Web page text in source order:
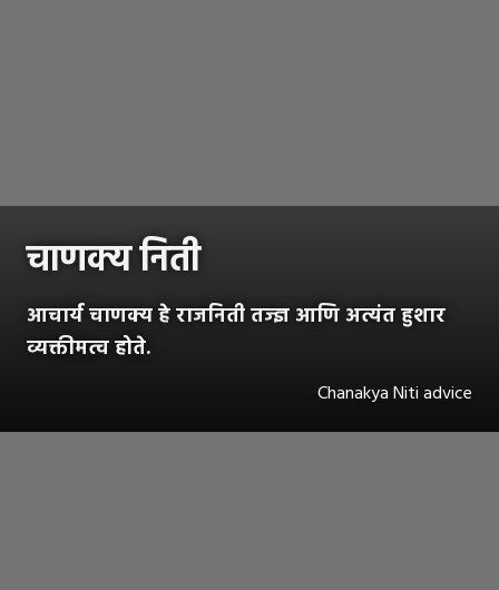
चाणक्य निती
आचार्य चाणक्य हे राजनिती तज्ज्ञ आणि अत्यंत हुशार
व्यक्तीमत्व होते.
Chanakya Niti advice